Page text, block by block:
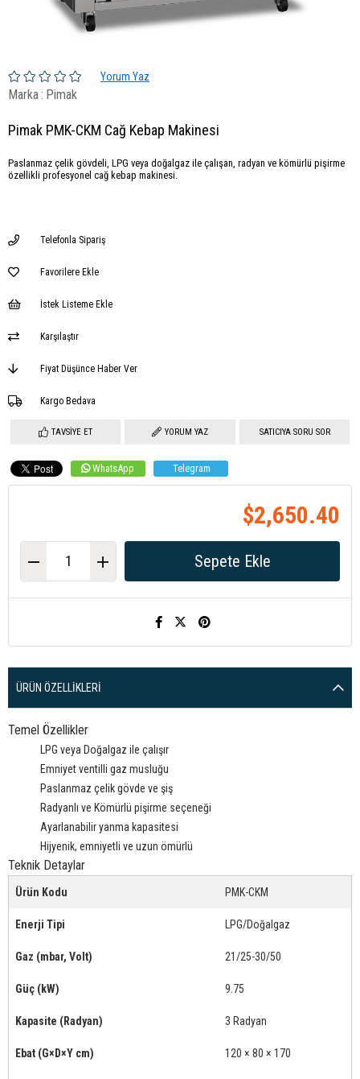
Yorum Yaz
Marka: Pimak
Pimak PMK-CKM Cağ Kebap Makinesi
Paslanmaz çelik gövdeli, LPG veya doğalgaz ile çalışan, radyan ve kömürlü pişirme
özellikli profesyonel cağ kebap makinesi.
Telefonla Sipariş
Favorilere Ekle
İstek Listeme Ekle
Karşılaştır
Fiyat Düşünce Haber Ver
Kargo Bedava
TAVSIYE ET YORUM YAZ SATICIYA SORU SOR
WhatsApp Telegram
$2,650.40
ÜRÜN ÖZELLIKLERI
Temel Özellikler
LPG veya Doğalgaz ile çalışır
Emniyet ventilli gaz musluğu
Paslanmaz çelik gövde ve şiş
Radyanlı ve Kömürlü pişirme seçeneği
Ayarlanabilir yanma kapasitesi
Hijyenik, emniyetli ve uzun ömürlü
Teknik Detaylar
Ürün Kodu PMK-CKM
Enerji Tipi LPG/Doğalgaz
Gaz (mbar, Volt) 21/25-30/50
Güç (kW) 9.75
Kapasite (Radyan) 3 Radyan
Ebat (G×D×Y cm) 120 × 80 × 170